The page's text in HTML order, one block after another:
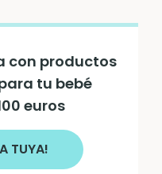
con productos
tu bebé
euros
TUYA!